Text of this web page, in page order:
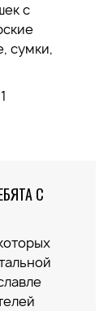
с
сумки,
С